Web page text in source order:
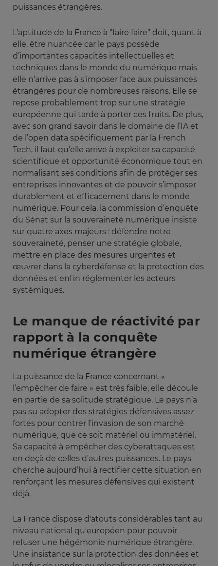
puissances étrangères.
L’aptitude de la France à “faire faire” doit, quant à
elle, être nuancée car le pays possède
d’importantes capacités intellectuelles et
techniques dans le monde du numérique mais
elle n’arrive pas à s’imposer face aux puissances
étrangères pour de nombreuses raisons. Elle se
repose probablement trop sur une stratégie
européenne qui tarde à porter ces fruits. De plus,
avec son grand savoir dans le domaine de l’IA et
de l’open data spécifiquement par la French
Tech, il faut qu’elle arrive à exploiter sa capacité
scientifique et opportunité économique tout en
normalisant ses conditions afin de protéger ses
entreprises innovantes et de pouvoir s’imposer
durablement et efficacement dans le monde
numérique. Pour cela, la commission d’enquête
du Sénat sur la souveraineté numérique insiste
sur quatre axes majeurs : défendre notre
souveraineté, penser une stratégie globale,
mettre en place des mesures urgentes et
œuvrer dans la cyberdéfense et la protection des
données et enfin réglementer les acteurs
systémiques.
Le manque de réactivité par
rapport à la conquête
numérique étrangère
La puissance de la France concernant «
l’empêcher de faire » est très faible, elle découle
en partie de sa solitude stratégique. Le pays n’a
pas su adopter des stratégies défensives assez
fortes pour contrer l’invasion de son marché
numérique, que ce soit matériel ou immatériel.
Sa capacité à empêcher des cyberattaques est
en deçà de celles d’autres puissances. Le pays
cherche aujourd’hui à rectifier cette situation en
renforçant les mesures défensives qui existent
déjà.
La France dispose d'atouts considérables tant au
niveau national qu'européen pour pouvoir
refuser une hégémonie numérique étrangère.
Une insistance sur la protection des données et